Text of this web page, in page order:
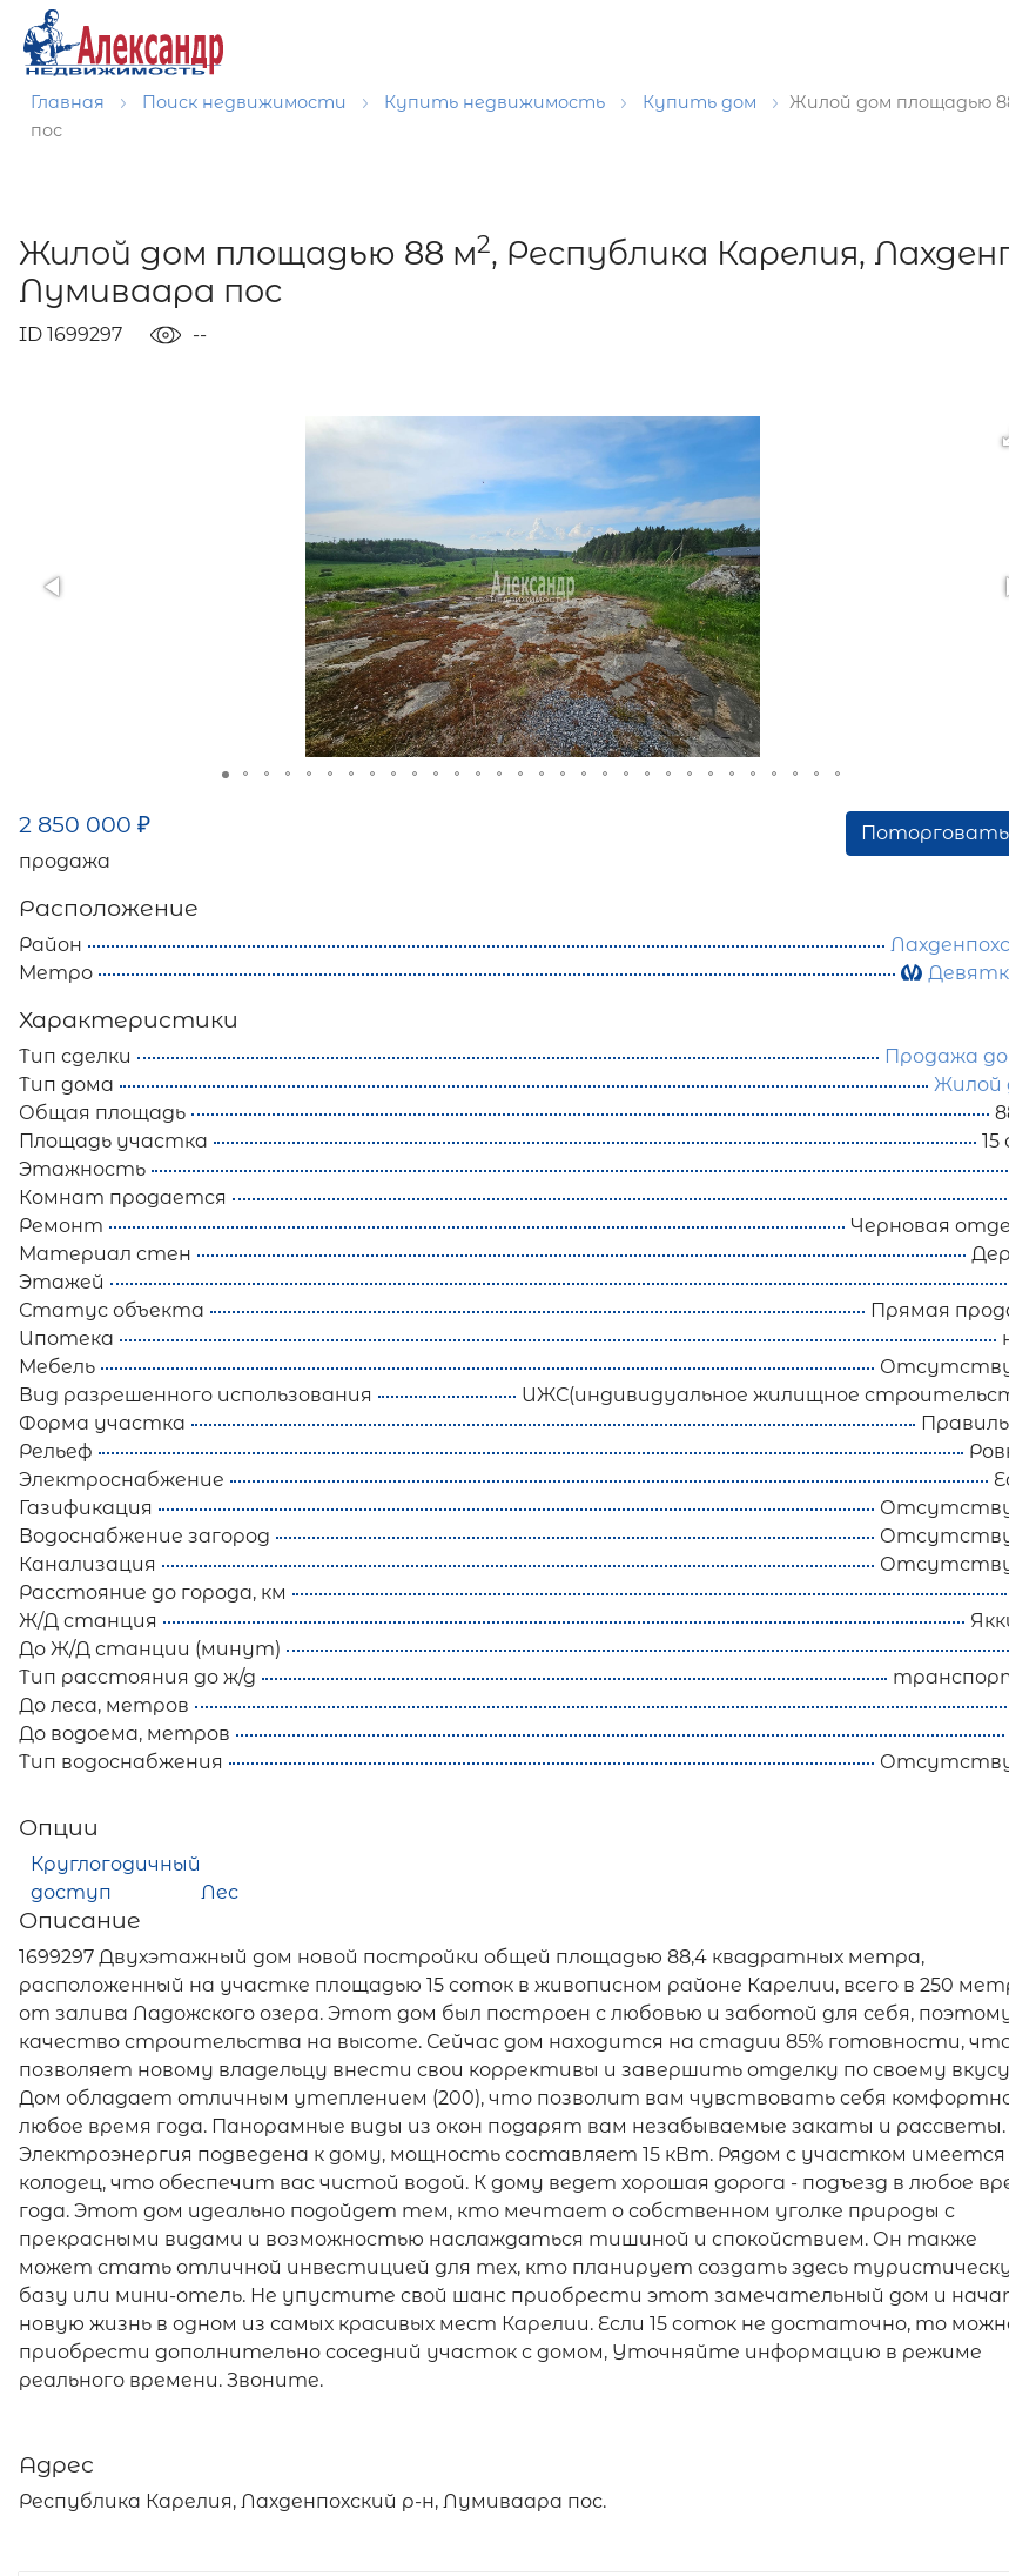
Главная Поиск недвижимости Купить недвижимость Купить дом Жилой дом площадью
пос
Жилой дом площадью 88 м2, Республика Карелия,
Лумиваара пос
ID 1699297 --
2 850 000 ₽
продажа
Расположение
Район
Метро
Характеристики
Тип сделки
Продажа
Тип дома
Жилой
Общая площадь
Площадь участка
15
Этажность
Комнат продается
Ремонт
Черновая
Материал стен
Этажей
Статус объекта
Прямая
Ипотека
Мебель
Вид разрешенного использования
ИЖС(индивидуальное жилищное
Форма участка
Рельеф
Электроснабжение
Газификация
Водоснабжение загород
Канализация
Расстояние до города, км
Ж/Д станция
До Ж/Д станции (минут)
Тип расстояния до ж/д
До леса, метров
До водоема, метров
Тип водоснабжения
Опции
Круглогодичный
доступ
Лес
Описание
1699297 Двухэтажный дом новой постройки общей площадью 88,4 квадратных метра,
расположенный на участке площадью 15 соток в живописном районе Карелии, всего в 250
от залива Ладожского озера. Этот дом был построен с любовью и заботой для себя,
качество строительства на высоте. Сейчас дом находится на стадии 85% готовности,
позволяет новому владельцу внести свои коррективы и завершить отделку по своему
Дом обладает отличным утеплением (200), что позволит вам чувствовать себя
любое время года. Панорамные виды из окон подарят вам незабываемые закаты и рассветы.
Электроэнергия подведена к дому, мощность составляет 15 кВт. Рядом с участком имеется
колодец, что обеспечит вас чистой водой. К дому ведет хорошая дорога - подъезд в любое
года. Этот дом идеально подойдет тем, кто мечтает о собственном уголке природы с
прекрасными видами и возможностью наслаждаться тишиной и спокойствием. Он также
может стать отличной инвестицией для тех, кто планирует создать здесь
базу или мини-отель. Не упустите свой шанс приобрести этот замечательный дом и
новую жизнь в одном из самых красивых мест Карелии. Если 15 соток не достаточно, то
приобрести дополнительно соседний участок с домом, Уточняйте информацию в режиме
реального времени. Звоните.
Адрес
Республика Карелия, Лахденпохский р-н, Лумиваара пос.